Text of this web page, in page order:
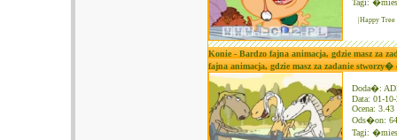
Tagi:
|Happy
Konie - Bardzo fajna animacja, gdzie masz za
fajna animacja, gdzie masz za zadanie
Doda�:
Data: 01-
Ocena: 3.43
Ods�on:
Tagi: